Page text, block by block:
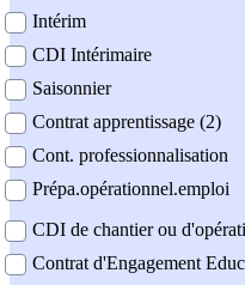
Intérim
CDI Intérimaire
Saisonnier
Contrat apprentissage (2)
Cont. professionnalisation
Prépa.opérationnel.emploi
CDI de chantier ou
Contrat d'Engagement